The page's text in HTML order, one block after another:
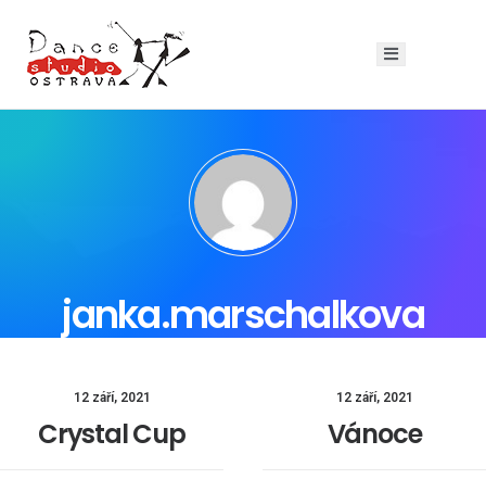
janka.marschalkova
12 září, 2021
Crystal Cup
12 září, 2021
Vánoce